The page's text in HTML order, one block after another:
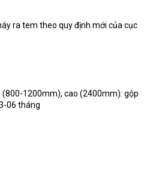
ra tem theo quy định mới của cục
1200mm), cao (2400mm): gộp
06 tháng